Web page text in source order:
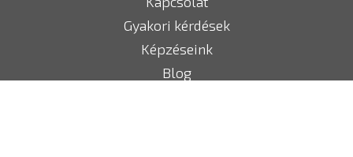
Gyakori kérdések
Képzéseink
Blog